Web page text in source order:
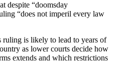
despite “doomsday
“does not imperil every law
ruling is likely to lead to years of
as lower courts decide how
extends and which restrictions